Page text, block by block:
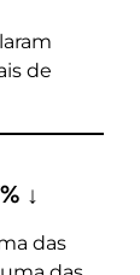
de
↓
das